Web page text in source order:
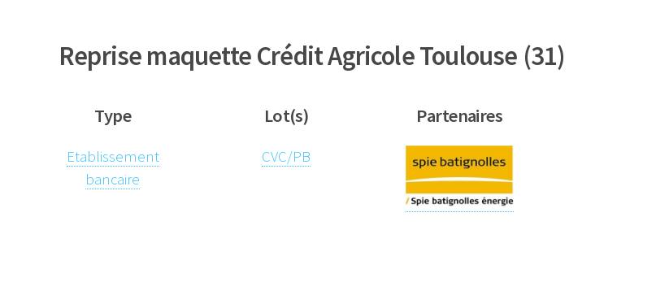
Reprise maquette Crédit Agricole Toulouse (31)
Type
Etablissement
bancaire
Lot(s)
CVC/PB
Partenaires